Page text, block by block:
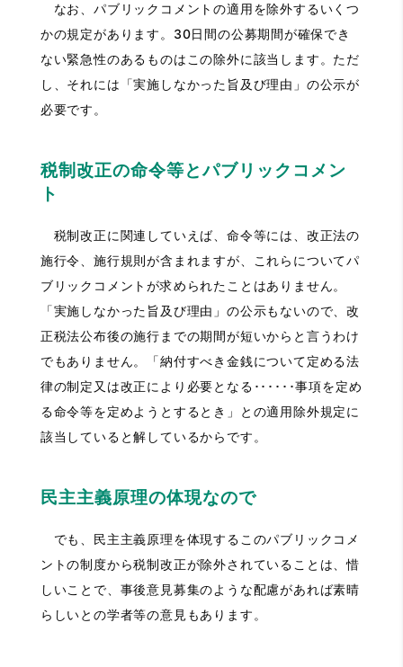
なお、パブリックコメントの適用を除外するいくつ
かの規定があります。30日間の公募期間が確保でき
ない緊急性のあるものはこの除外に該当します。ただ
し、それには「実施しなかった旨及び理由」の公示が
必要です。
税制改正の命令等とパブリックコメン
ト
税制改正に関連していえば、命令等には、改正法の
施行令、施行規則が含まれますが、これらについてパ
ブリックコメントが求められたことはありません。
「実施しなかった旨及び理由」の公示もないので、改
正税法公布後の施行までの期間が短いからと言うわけ
でもありません。「納付すべき金銭について定める法
律の制定又は改正により必要となる･･････事項を定め
る命令等を定めようとするとき」との適用除外規定に
該当していると解しているからです。
民主主義原理の体現なので
でも、民主主義原理を体現するこのパブリックコメ
ントの制度から税制改正が除外されていることは、惜
しいことで、事後意見募集のような配慮があれば素晴
らしいとの学者等の意見もあります。